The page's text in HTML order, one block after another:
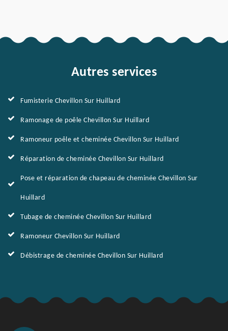
Autres services
Fumisterie Chevillon Sur Huillard
Ramonage de poêle Chevillon Sur Huillard
Ramoneur poêle et cheminée Chevillon Sur Huillard
Réparation de cheminée Chevillon Sur Huillard
Pose et réparation de chapeau de cheminée Chevillon Sur
Huillard
Tubage de cheminée Chevillon Sur Huillard
Ramoneur Chevillon Sur Huillard
Débistrage de cheminée Chevillon Sur Huillard